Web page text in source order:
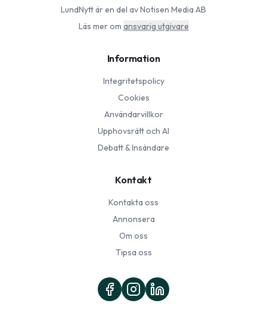
LundNyttär en del av Notisen Media AB
Läs mer om ansvarig utgivare
Information
Integritetspolicy
Cookies
Användarvillkor
Upphovsrätt och AI
Debatt & Insändare
Kontakt
Kontakta oss
Annonsera
Om oss
Tipsa oss